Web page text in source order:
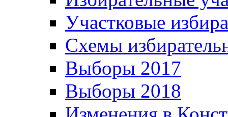
Участковые
Схемы
Выборы 2017
Выборы 2018